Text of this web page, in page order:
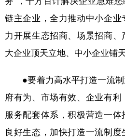
链主企业，全力推动中小企
力开展生态招商、场景招商
大企业顶天立地、中小企业铺
●要着力高水平打造一流制
府有为、市场有效、企业有
服务配套体系，积极营造一
良好生态，加快打造一流制